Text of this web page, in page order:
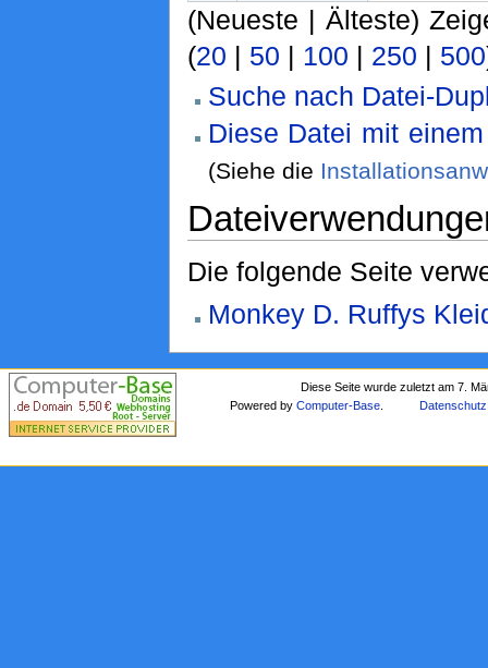
(Neueste | Älteste)
(20 | 50 | 100 | 250 | 500
Suche nach Datei-
Diese Datei mit
(Siehe die
Die folgende Seite
Monkey D. Ruffys
Diese Seite wurde zuletzt am 7.
Powered byComputer-Base Datenschutz